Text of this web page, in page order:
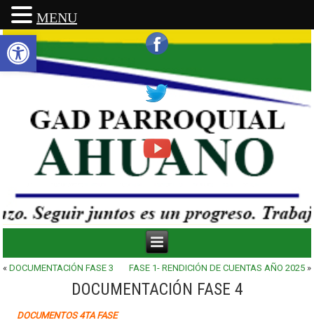
Abrir barra de herramientas
«DOCUMENTACIÓN FASE 3 FASE 1- RENDICIÓN DE CUENTAS AÑO 2025»
DOCUMENTACIÓN FASE 4
DOCUMENTOS 4TA FASE
MENU